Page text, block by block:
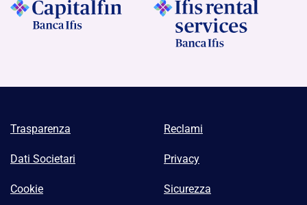
Trasparenza Reclami
Dati Societari Privacy
Cookie Sicurezza